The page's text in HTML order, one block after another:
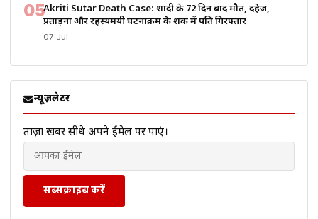
05Akriti Sutar Death Case: शादी के 72 दिन बाद मौत, दहेज,
प्रताड़ना और रहस्यमयी घटनाक्रम के शक में पति गिरफ्तार
07 Jul
न्यूज़लेटर
ताज़ा खबरें सीधे अपने ईमेल पर पाएं।
सब्सक्राइब करें